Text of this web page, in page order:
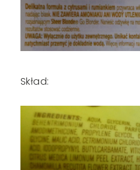
Skład: